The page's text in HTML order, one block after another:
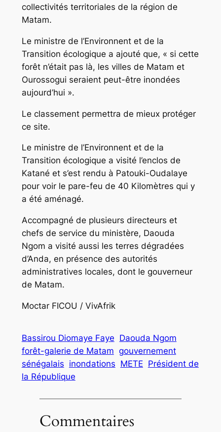
collectivités territoriales de la région de
Matam.
Le ministre de l’Environnent et de la
Transition écologique a ajouté que, « si cette
forêt n’était pas là, les villes de Matam et
Ourossogui seraient peut-être inondées
aujourd’hui ».
Le classement permettra de mieux protéger
ce site.
Le ministre de l’Environnent et de la
Transition écologique a visité l’enclos de
Katané et s’est rendu à Patouki-Oudalaye
pour voir le pare-feu de 40 Kilomètres qui y
a été aménagé.
Accompagné de plusieurs directeurs et
chefs de service du ministère, Daouda
Ngom a visité aussi les terres dégradées
d’Anda, en présence des autorités
administratives locales, dont le gouverneur
de Matam.
Moctar FICOU / VivAfrik
Bassirou Diomaye Faye Daouda Ngom
forêt-galerie de Matam gouvernement
sénégalais inondations METE Président de
la République
Commentaires